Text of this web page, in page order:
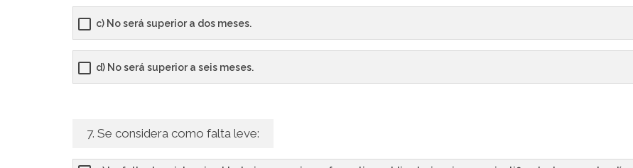
c) No será superior a dos meses.
d) No será superior a seis meses.
7. Se considera como falta leve: